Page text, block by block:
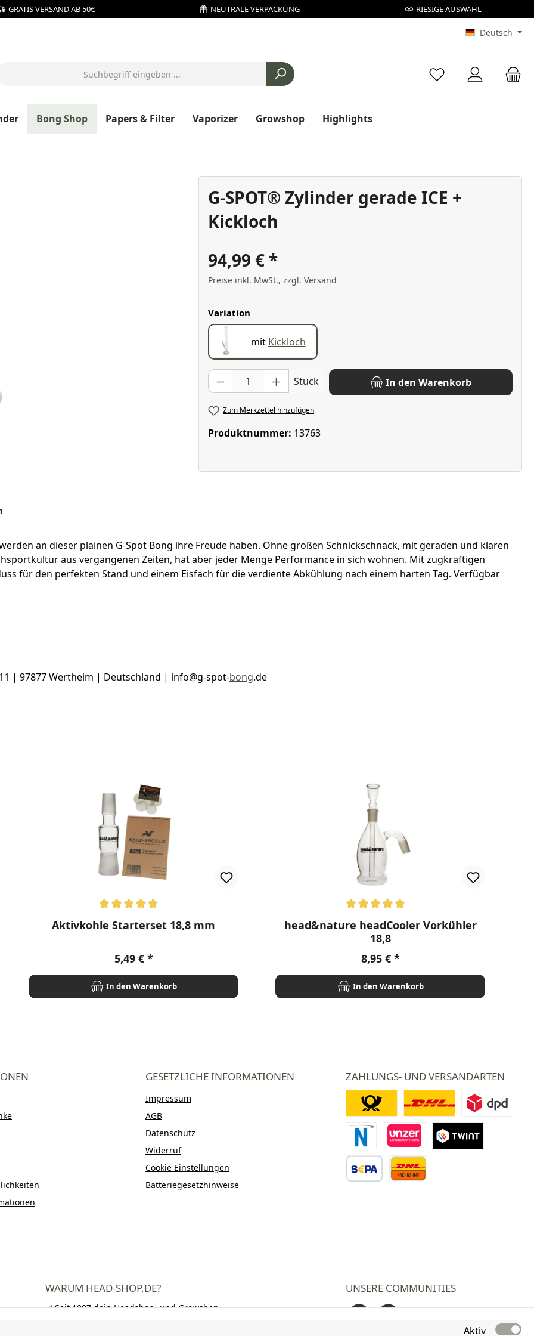
GRATIS VERSAND AB 50€ NEUTRALE VERPACKUNG RIESIGE AUSWAHL
Deutsch
Du hast 0 Produkte
Bong Shop Papers & Filter Vaporizer Growshop Highlights
G-SPOT® Zylinder gerade ICE +
Kickloch
94,99 €
Preise inkl. MwSt., zzgl. Versand
Variationauswählen
mit Kickloch
Produkt Anzahl: Gib den gewünschten Wert ein oder benutze die Schaltflächen
Stück In den Warenkorb
Zum Merkzettel hinzufügen
Produktnummer: 13763
an dieser plainen G-Spot Bong ihre Freude haben. Ohne großen Schnickschnack, mit geraden und klaren
aus vergangenen Zeiten, hat aber jeder Menge Performance in sich wohnen. Mit zugkräftigen
für den perfekten Stand und einem Eisfach für die verdiente Abkühlung nach einem harten Tag. Verfügbar
| 97877 Wertheim | Deutschland | info@g-spot-bong.de
Durchschnittliche Bewertung von 4.75 von 5 Sternen
Aktivkohle Starterset 18,8 mm
Regulärer Preis:
5,49 €
In den Warenkorb
Durchschnittliche Bewertung von 5 von 5 Sternen
head&nature headCooler Vorkühler
18,8
Regulärer Preis:
8,95 €
In den Warenkorb
GESETZLICHE INFORMATIONEN
Impressum
AGB
Datenschutz
Widerruf
Cookie Einstellungen
Batteriegesetzhinweise
ZAHLUNGS- UND VERSANDARTEN
Novalnet ZahlungDirektüberweisung
Deutsche PostDHL DPD
WARUM HEAD-SHOP.DE?
✅ Seit 1997 dein Headshop- und Growshop-
UNSERE COMMUNITIES
Aktiv